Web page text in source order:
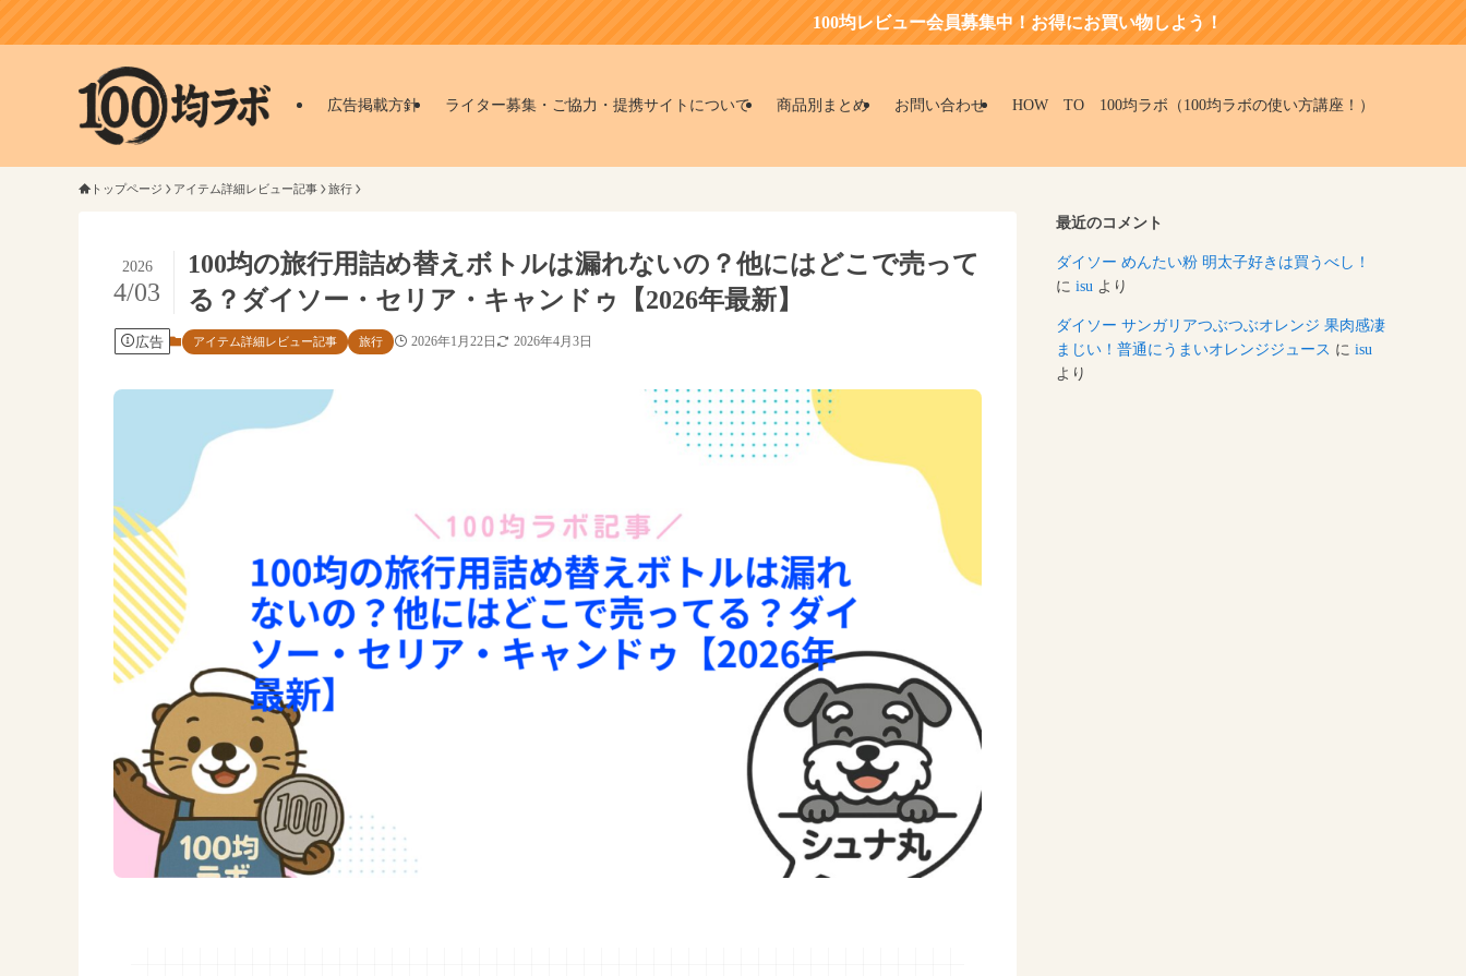
100均レビュー会員募集中！お得にお買い物しよう！
広告掲載方針 ライター募集・ご協力・提携サイトについて 商品別まとめ お問い合わせ HOW TO 100均ラボ（100均ラボの使い方講座！）
トップページ アイテム詳細レビュー記事 旅行
100均の旅行用詰め替えボトルは漏れないの？他にはどこで売って
る？ダイソー・セリア・キャンドゥ【2026年最新】
2026
4/03
広告 アイテム詳細レビュー記事 旅行 2026年1月22日 2026年4月3日
最近のコメント
ダイソー めんたい粉 明太子好きは買うべし！
に isu より
ダイソー サンガリアつぶつぶオレンジ 果肉感凄
まじい！普通にうまいオレンジジュース に isu
より